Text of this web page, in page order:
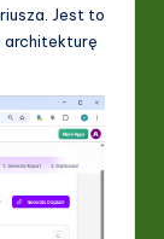
Jest to
architekturę